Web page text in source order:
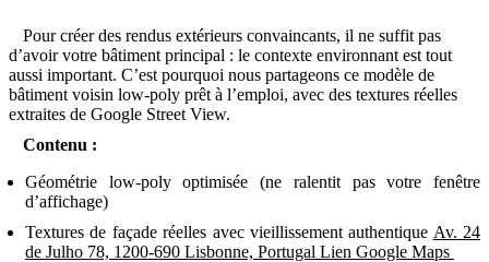
Pour créer des rendus extérieurs convaincants, il ne suffit pas
d’avoir votre bâtiment principal : le contexte environnant est tout
aussi important. C’est pourquoi nous partageons ce modèle de
bâtiment voisin low-poly prêt à l’emploi, avec des textures réelles
extraites de Google Street View.
Contenu :
Géométrie low-poly optimisée (ne ralentit pas votre fenêtre
d’affichage)
Textures de façade réelles avec vieillissement authentique Av. 24
de Julho 78, 1200-690 Lisbonne, Portugal Lien Google Maps